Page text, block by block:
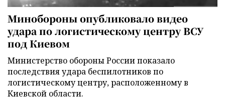
Минобороны опубликовало видео
удара по логистическому центру ВСУ
под Киевом
Министерство обороны России показало
последствия удара беспилотников по
логистическому центру, расположенному в
Киевской области.